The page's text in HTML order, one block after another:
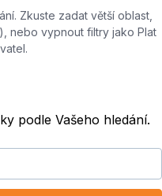
Zkuste zadat větší oblast,
nebo vypnout filtry jako Plat
podle Vašeho hledání.